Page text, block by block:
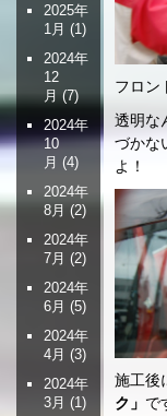
フロン
透明な
づかな
よ！
施工後
ク」 で
2025年
1月 (1)
2024年
12
月 (7)
2024年
10
月 (4)
2024年
8月 (2)
2024年
7月 (2)
2024年
6月 (5)
2024年
4月 (3)
2024年
3月 (1)